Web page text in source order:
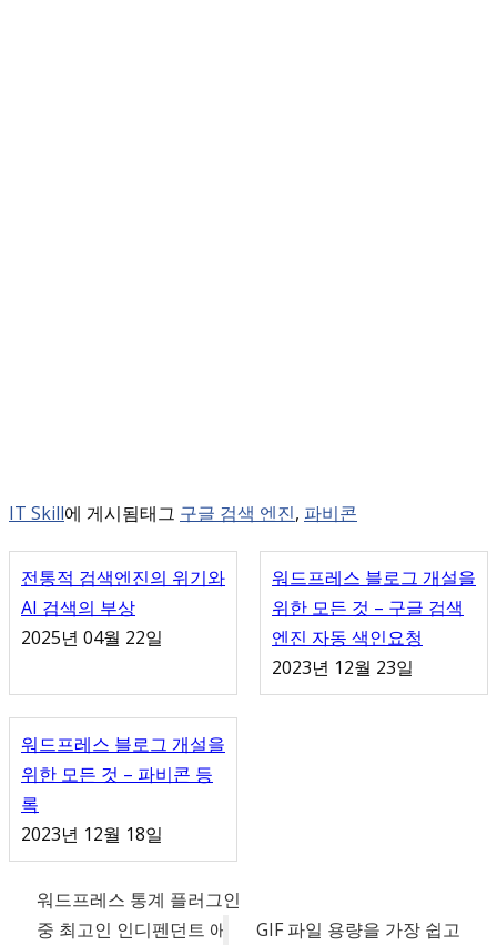
IT Skill에 게시됨태그 구글 검색 엔진, 파비콘
전통적 검색엔진의 위기와
AI 검색의 부상
2025년 04월 22일
워드프레스 블로그 개설을
위한 모든 것 – 구글 검색
엔진 자동 색인요청
2023년 12월 23일
워드프레스 블로그 개설을
위한 모든 것 – 파비콘 등
록
2023년 12월 18일
워드프레스 통계 플러그인
중 최고인 인디펜던트 애
GIF 파일 용량을 가장 쉽고